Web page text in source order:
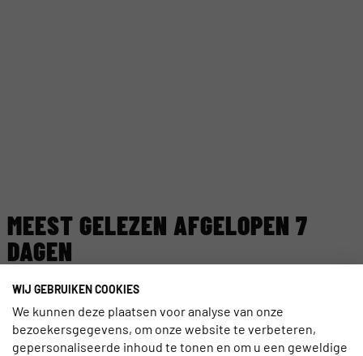
MEEST GELEZEN AFGELOPEN 7
DAGEN
TECHNOLOGIE
EGYPTE LANCEERT NIEUW DIGITAAL
VISUMSYSTEEM
WIJ GEBRUIKEN COOKIES
We kunnen deze plaatsen voor analyse van onze
bezoekersgegevens, om onze website te verbeteren,
gepersonaliseerde inhoud te tonen en om u een geweldige